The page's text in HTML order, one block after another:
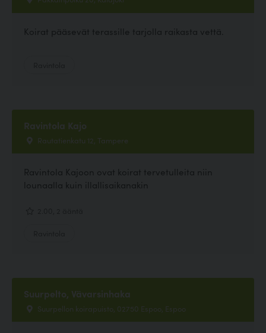
Koirat pääsevät terassille tarjolla raikasta vettä.
Ravintola Kajo
Rautatienkatu 12, Tampere
Ravintola Kajoon ovat koirat tervetulleita niin
lounaalla kuin illallisaikanakin
Suurpelto, Vävarsinhaka
Suurpellon koirapuisto, 02750 Espoo, Espoo